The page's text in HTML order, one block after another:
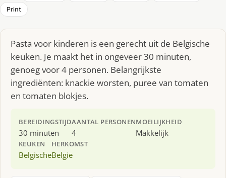
Print
Pasta voor kinderen is een gerecht uit de Belgische
keuken. Je maakt het in ongeveer 30 minuten,
genoeg voor 4 personen. Belangrijkste
ingrediënten: knackie worsten, puree van tomaten
en tomaten blokjes.
BEREIDINGSTIJD
30 minuten
AANTAL PERSONEN
4
MOEILIJKHEID
Makkelijk
KEUKEN
Belgische
HERKOMST
Belgie